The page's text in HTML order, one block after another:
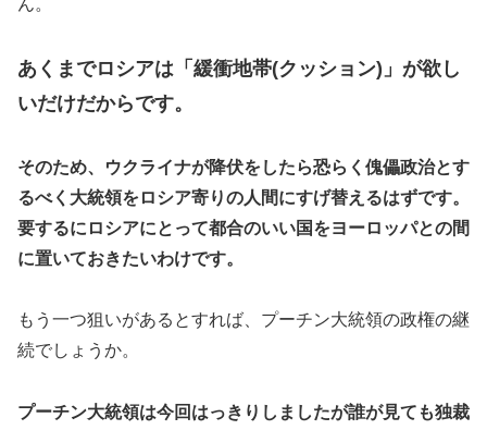
ん。
あくまでロシアは「緩衝地帯(クッション)」が欲し
いだけだからです。
そのため、ウクライナが降伏をしたら恐らく傀儡政治とす
るべく大統領をロシア寄りの人間にすげ替えるはずです。
要するにロシアにとって都合のいい国をヨーロッパとの間
に置いておきたいわけです。
もう一つ狙いがあるとすれば、プーチン大統領の政権の継
続でしょうか。
プーチン大統領は今回はっきりしましたが誰が見ても独裁